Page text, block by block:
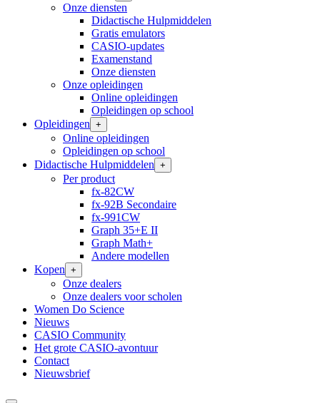
Onze diensten
Didactische Hulpmiddelen
Gratis emulators
CASIO-updates
Examenstand
Onze diensten
Onze opleidingen
Online opleidingen
Opleidingen op school
Opleidingen +
Online opleidingen
Opleidingen op school
Didactische Hulpmiddelen +
Per product
fx-82CW
fx-92B Secondaire
fx-991CW
Graph 35+E II
Graph Math+
Andere modellen
Kopen +
Onze dealers
Onze dealers voor scholen
Women Do Science
Nieuws
CASIO Community
Het grote CASIO-avontuur
Contact
Nieuwsbrief